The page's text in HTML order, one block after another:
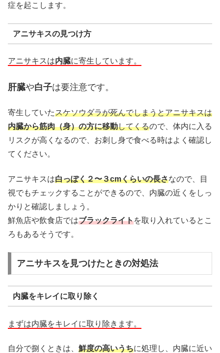
症を起こします。
アニサキスの見つけ方
アニサキスは内臓に寄生しています。
肝臓や白子は要注意です。
寄生していたスケソウダラが死んでしまうとアニサキスは
内臓から筋肉（身）の方に移動してくるので、体内に入る
リスクが高くなるので、お刺し身で食べる時はよく確認し
てください。
アニサキスは白っぽく２〜３cmくらいの長さなので、目
視でもチェックすることができるので、内臓の近くをしっ
かりと確認しましょう。
鮮魚店や飲食店ではブラックライトを取り入れているとこ
ろもあるそうです。
アニサキスを見つけたときの対処法
内臓をキレイに取り除く
まずは内臓をキレイに取り除きます。
自分で捌くときは、 鮮度の高いうちに処理し、内臓に近い